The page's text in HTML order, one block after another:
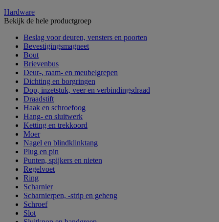
Hardware
Bekijk de hele productgroep
Beslag voor deuren, vensters en poorten
Bevestigingsmagneet
Bout
Brievenbus
Deur-, raam- en meubelgrepen
Dichting en borgringen
Dop, inzetstuk, veer en verbindingsdraad
Draadstift
Haak en schroefoog
Hang- en sluitwerk
Ketting en trekkoord
Moer
Nagel en blindklinktang
Plug en pin
Punten, spijkers en nieten
Regelvoet
Ring
Scharnier
Scharnierpen, -strip en geheng
Schroef
Slot